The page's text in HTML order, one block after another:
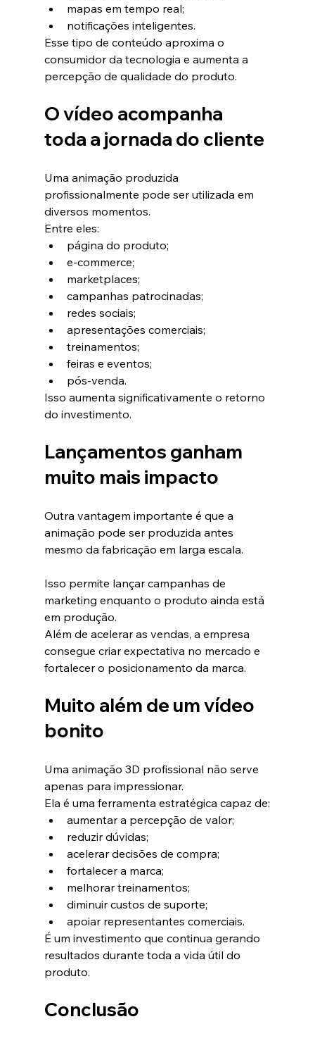
mapas em tempo real;
notificações inteligentes.
Esse tipo de conteúdo aproxima o
consumidor da tecnologia e aumenta a
percepção de qualidade do produto.
O vídeo acompanha
toda a jornada do cliente
Uma animação produzida
profissionalmente pode ser utilizada em
diversos momentos.
Entre eles:
página do produto;
e-commerce;
marketplaces;
campanhas patrocinadas;
redes sociais;
apresentações comerciais;
treinamentos;
feiras e eventos;
pós-venda.
Isso aumenta significativamente o retorno
do investimento.
Lançamentos ganham
muito mais impacto
Outra vantagem importante é que a
animação pode ser produzida antes
mesmo da fabricação em larga escala.
Isso permite lançar campanhas de
marketing enquanto o produto ainda está
em produção.
Além de acelerar as vendas, a empresa
consegue criar expectativa no mercado e
fortalecer o posicionamento da marca.
Muito além de um vídeo
bonito
Uma animação 3D profissional não serve
apenas para impressionar.
Ela é uma ferramenta estratégica capaz de:
aumentar a percepção de valor;
reduzir dúvidas;
acelerar decisões de compra;
fortalecer a marca;
melhorar treinamentos;
diminuir custos de suporte;
apoiar representantes comerciais.
É um investimento que continua gerando
resultados durante toda a vida útil do
produto.
Conclusão